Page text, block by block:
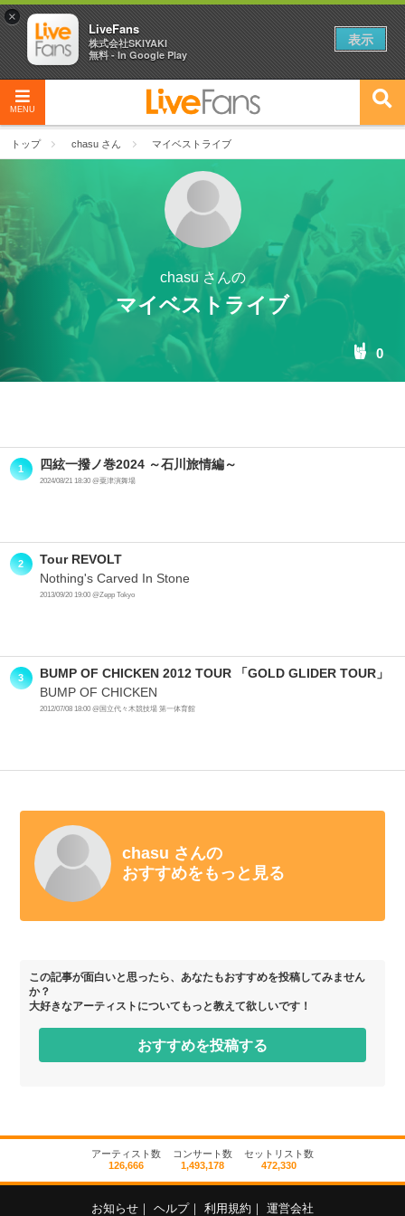
MENU
トップ chasu さん マイベストライブ
chasu さんの
マイベストライブ
0
1 四絃一撥ノ巻2024 ～石川旅情編～
2024/08/21 18:30 @粟津演舞場
2 Tour REVOLT
Nothing's Carved In Stone
2013/09/20 19:00 @Zepp Tokyo
3 BUMP OF CHICKEN 2012 TOUR 「GOLD GLIDER TOUR」
BUMP OF CHICKEN
2012/07/08 18:00 @国立代々木競技場 第一体育館
chasu さんの
おすすめをもっと見る
この記事が面白いと思ったら、あなたもおすすめを投稿してみません
か？
大好きなアーティストについてもっと教えて欲しいです！
おすすめを投稿する
アーティスト数
126,666
コンサート数
1,493,178
セットリスト数
472,330
お知らせ ヘルプ 利用規約 運営会社
×
LiveFans
株式会社SKIYAKI
無料 - In Google Play
表示